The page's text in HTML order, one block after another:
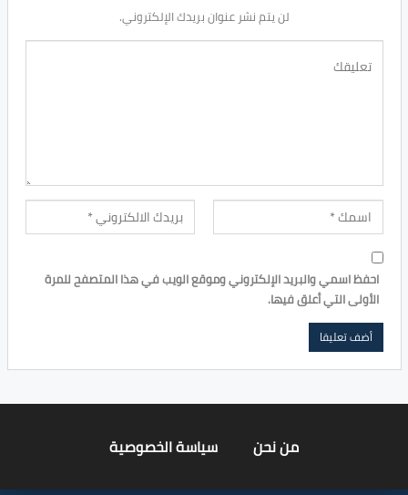
لن يتم نشر عنوان بريدك الإلكتروني.
احفظ اسمي والبريد الإلكتروني وموقع الويب في هذا المتصفح للمرة
الأولى التي أعلق فيها.
من نحن سياسة الخصوصية